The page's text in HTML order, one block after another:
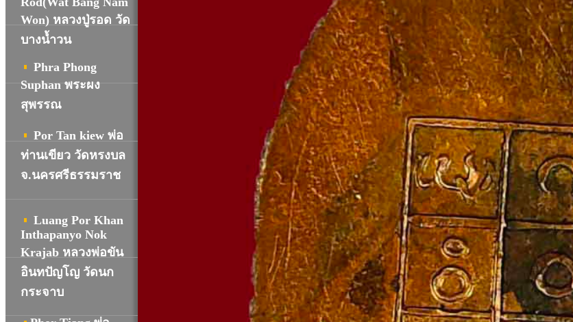
Won) หลวงปู่รอด วัด
บางน้ำวน
Phra Phong
Suphan พระผง
สุพรรณ
Por Tan kiew พ่อ
ท่านเขียว วัดหรงบล
จ.นครศรีธรรมราช
Luang Por Khan
Inthapanyo Nok
Krajab หลวงพ่อขัน
อินทปัญโญ วัดนก
กระจาบ